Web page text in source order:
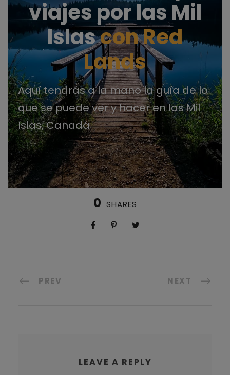
viajes por las Mil
Islascon Red
Lands
Aquí tendrás a la mano la guía de lo
que se puede ver y hacer en las Mil
Islas, Canadá
0 SHARES
PREV NEXT
LEAVE A REPLY